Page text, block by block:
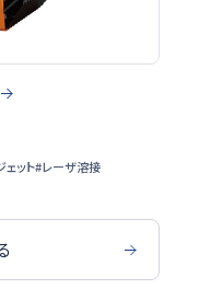
ェット#レーザ溶接